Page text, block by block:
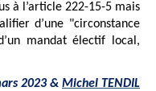
à l’article 222-15-5 mais
d’une "circonstance
mandat électif local,
2023 & Michel TENDIL